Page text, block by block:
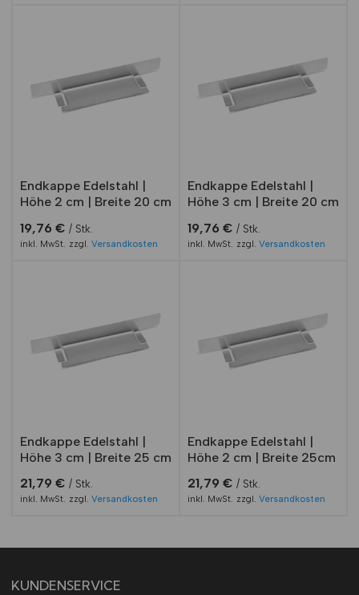
Endkappe Edelstahl |
Höhe 2 cm | Breite 20 cm
19,76 € Stk.
inkl. MwSt. zzgl. Versandkosten
Endkappe Edelstahl |
Höhe 3 cm | Breite 20 cm
19,76 € Stk.
inkl. MwSt. zzgl. Versandkosten
Endkappe Edelstahl |
Höhe 3 cm | Breite 25 cm
21,79 € Stk.
inkl. MwSt. zzgl. Versandkosten
Endkappe Edelstahl |
Höhe 2 cm | Breite 25cm
21,79 € Stk.
inkl. MwSt. zzgl. Versandkosten
KUNDENSERVICE